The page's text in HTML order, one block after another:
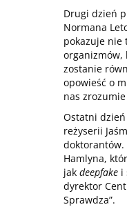
Drugi dzień
Normana
pokazuje nie
organizmów,
zostanie
opowieść o
nas
Ostatni
reżyserii
doktorantów.
Hamlyna,
jak deepfake i
dyrektor
Sprawdza”.